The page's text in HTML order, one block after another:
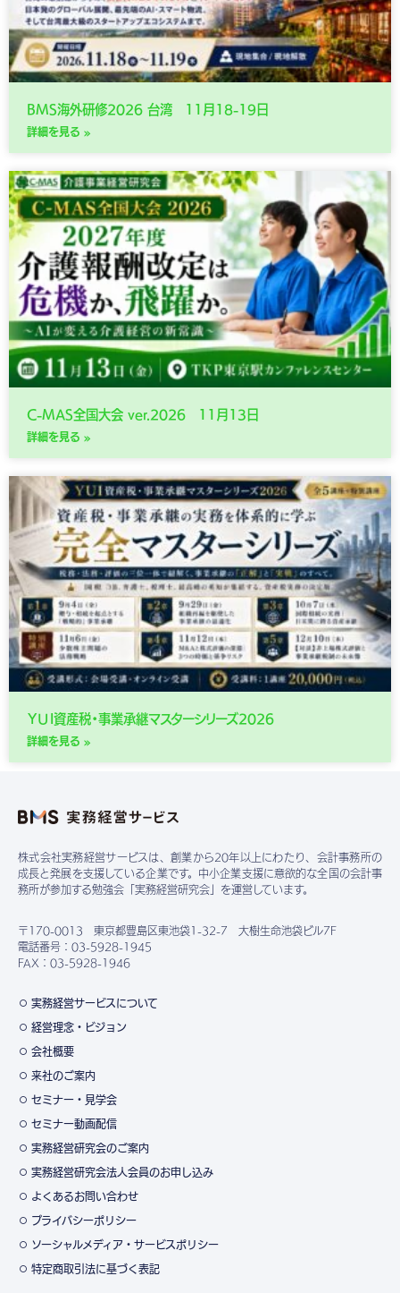
BMS海外研修2026 台湾 11月18-19日
詳細を見る »
C-MAS全国大会 ver.2026 11月13日
詳細を見る »
ＹＵＩ資産税・事業承継マスターシリーズ2026
詳細を見る »
株式会社実務経営サービスは、創業から20年以上にわたり、会計事務所の
成長と発展を支援している企業です。中小企業支援に意欲的な全国の会計事
務所が参加する勉強会「実務経営研究会」を運営しています。
〒170-0013 東京都豊島区東池袋1-32-7 大樹生命池袋ビル7F
電話番号：03-5928-1945
FAX：03-5928-1946
実務経営サービスについて
経営理念・ビジョン
会社概要
来社のご案内
セミナー・見学会
セミナー動画配信
実務経営研究会のご案内
実務経営研究会法人会員のお申し込み
よくあるお問い合わせ
プライバシーポリシー
ソーシャルメディア・サービスポリシー
特定商取引法に基づく表記